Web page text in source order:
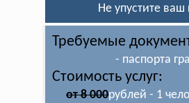
Не упустите
Требуемые
- паспорта
Стоимость услуг:
от 8 000рублей - 1